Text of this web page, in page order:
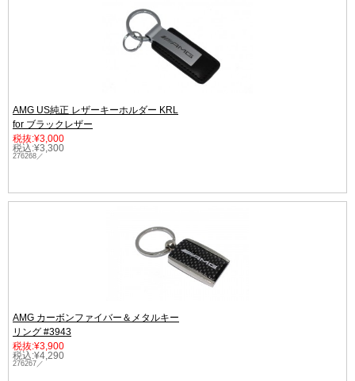
AMG US純正 レザーキーホルダー KRL
for ブラックレザー
税抜:¥3,000
税込:¥3,300
276268／
AMG カーボンファイバー＆メタルキー
リング #3943
税抜:¥3,900
税込:¥4,290
276267／